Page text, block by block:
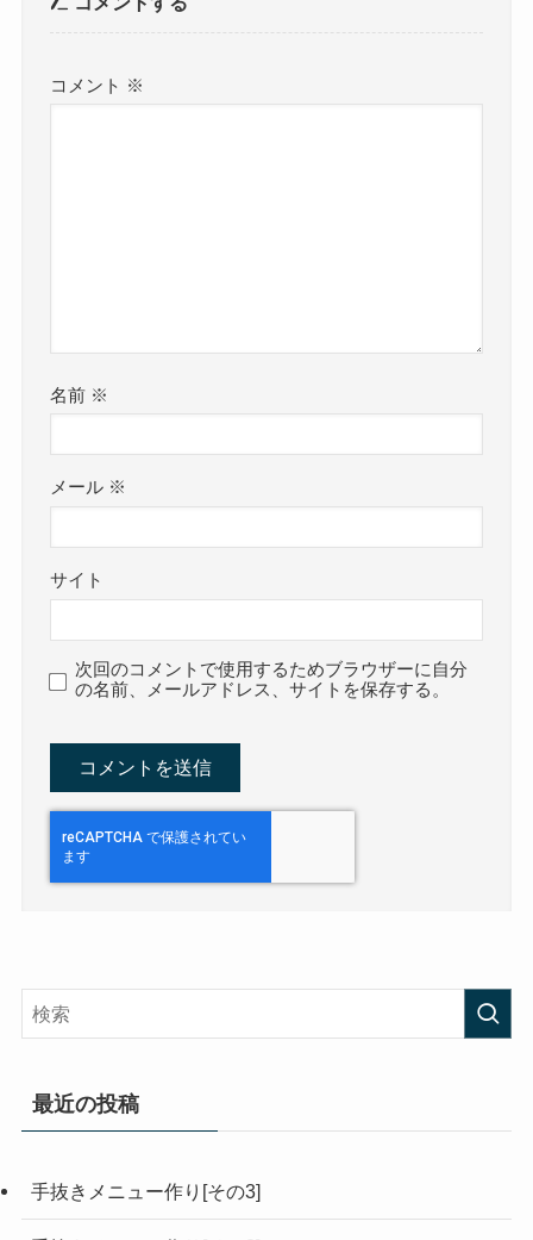
コメント ※
名前 ※
メール ※
サイト
次回のコメントで使用するためブラウザーに自分
の名前、メールアドレス、サイトを保存する。
最近の投稿
手抜きメニュー作り[その3]